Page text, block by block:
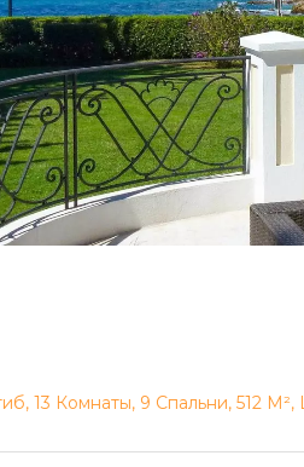
13 Комнаты, 9 Спальни, 512